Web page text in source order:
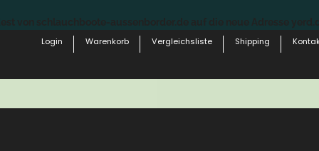
Login
Warenkorb Vergleichsliste Shipping